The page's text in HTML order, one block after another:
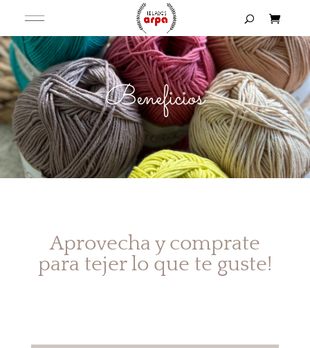
Beneficios
Aprovecha y comprate
para tejer lo que te guste!